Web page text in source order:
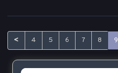
< 4 5 6 7 8 9